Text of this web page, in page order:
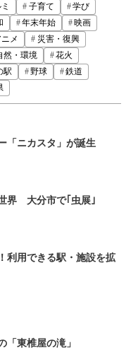
子育て
学び
年末年始
映画
メ
災害・復興
然・環境
花火
駅 野球
鉄道
「ニカスタ」が誕生
界 大分市で｢虫展｣
利用できる駅・施設を拡
東椎屋の滝」